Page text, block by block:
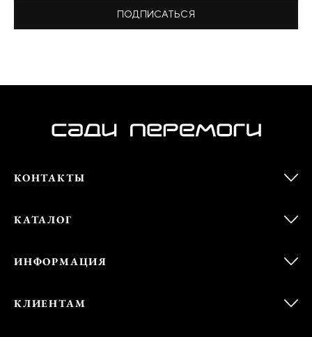
ПОДПИСАТЬСЯ
КОНТАКТЫ
КАТАЛОГ
ИНФОРМАЦИЯ
КЛИЕНТАМ